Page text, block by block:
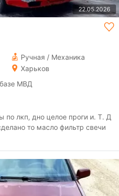
22.05.2026
Ручная / Механика
Харьков
МВД
по лкп, дно целое проги и. Т. Д
то масло фильтр свечи